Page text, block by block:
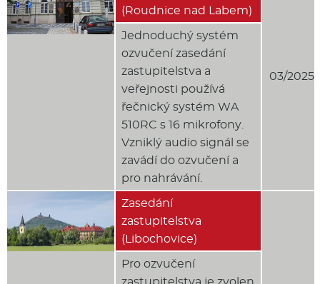
(Roudnice nad Labem)
03/2025
Jednoduchý systém
ozvučení zasedání
zastupitelstva a
veřejnosti používá
řečnický systém WA
510RC s 16 mikrofony.
Vzniklý audio signál se
zavádí do ozvučení a
pro nahrávání.
Zasedání
zastupitelstva
(Libochovice)
Pro ozvučení
zastupitelstva je zvolen